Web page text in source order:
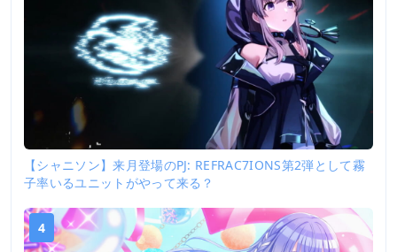
【シャニソン】来月登場のPJ: REFRAC7IONS第2弾として霧
子率いるユニットがやって来る？
4